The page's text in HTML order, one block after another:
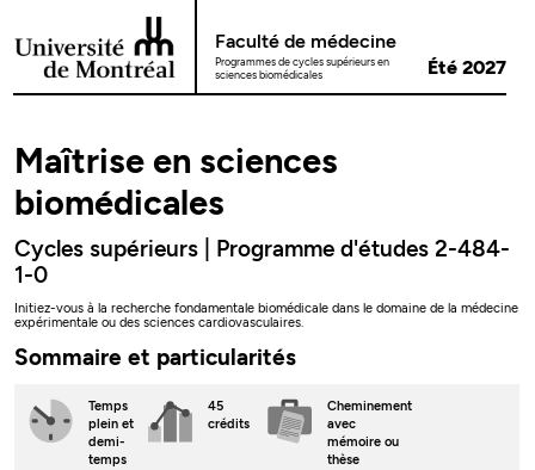
Passer au contenu
Faculté de médecine
Programmes de cycles supérieurs en
sciences biomédicales
Été 2027
Maîtrise en sciences
biomédicales
Cycles supérieurs | Programme d'études 2-484-
1-0
Initiez-vous à la recherche fondamentale biomédicale dans le domaine de la médecine
expérimentale ou des sciences cardiovasculaires.
Sommaire et particularités
Temps
plein et
demi-
temps
45
crédits
Cheminement
avec
mémoire ou
thèse